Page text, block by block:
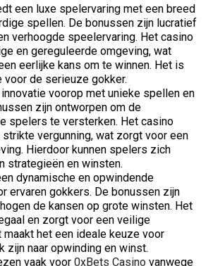
een luxe spelervaring met een breed
spellen. De bonussen zijn lucratief
verhoogde speelervaring. Het casino
en gereguleerde omgeving, wat
eerlijke kans om te winnen. Het is
de serieuze gokker.
voorop met unieke spellen en
zijn ontworpen om de
spelers te versterken. Het casino
vergunning, wat zorgt voor een
Hierdoor kunnen spelers zich
strategieën en winsten.
dynamische en opwindende
ervaren gokkers. De bonussen zijn
de kansen op grote winsten. Het
en zorgt voor een veilige
het een ideale keuze voor
zijn naar opwinding en winst.
vaak voor 0xBets Casino vanwege